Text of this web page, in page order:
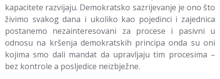
kapacitete razvijaju. Demokratsko sazrijevanje je ono što
živimo svakog dana i ukoliko kao pojedinci i zajednica
postanemo nezainteresovani za procese i pasivni u
odnosu na kršenja demokratskih principa onda su oni
kojima smo dali mandat da upravljaju tim procesima –
bez kontrole a posljedice neizbježne.